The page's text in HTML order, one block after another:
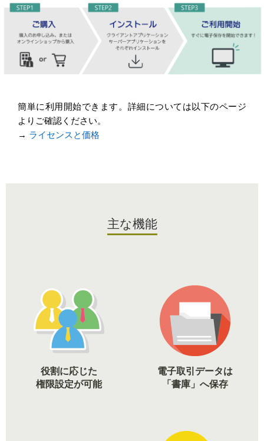
簡単に利用開始できます。詳細については以下のページ
よりご確認ください。
→ ライセンスと価格
主な機能
役割に応じた
権限設定が可能
電子取引データは
「書庫」へ保存